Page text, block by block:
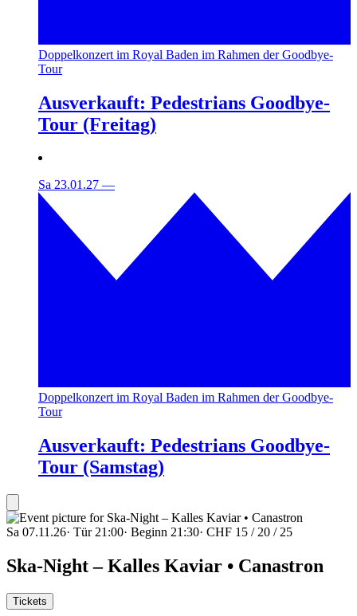
Doppelkonzert im Royal Baden im Rahmen der Goodbye-
Tour
Ausverkauft: Pedestrians Goodbye-
Tour (Freitag)
Sa 23.01.27 —
Doppelkonzert im Royal Baden im Rahmen der Goodbye-
Tour
Ausverkauft: Pedestrians Goodbye-
Tour (Samstag)
Sa 07.11.26· Tür 21:00· Beginn 21:30· CHF 15 / 20 / 25
Ska-Night – Kalles Kaviar • Canastron
Tickets